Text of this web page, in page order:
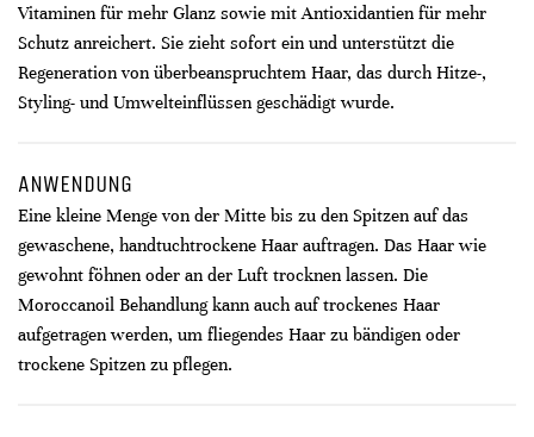
Vitaminen für mehr Glanz sowie mit Antioxidantien für mehr
Schutz anreichert. Sie zieht sofort ein und unterstützt die
Regeneration von überbeanspruchtem Haar, das durch Hitze-,
Styling- und Umwelteinflüssen geschädigt wurde.
ANWENDUNG
Eine kleine Menge von der Mitte bis zu den Spitzen auf das
gewaschene, handtuchtrockene Haar auftragen. Das Haar wie
gewohnt föhnen oder an der Luft trocknen lassen. Die
Moroccanoil Behandlung kann auch auf trockenes Haar
aufgetragen werden, um fliegendes Haar zu bändigen oder
trockene Spitzen zu pflegen.